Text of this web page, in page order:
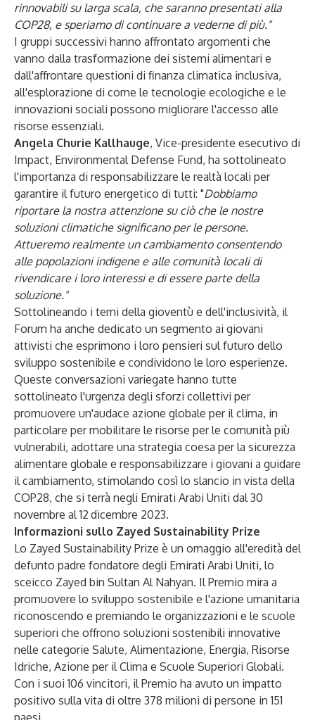
rinnovabili su larga scala, che saranno presentati alla
COP28, e speriamo di continuare a vederne di più."
I gruppi successivi hanno affrontato argomenti che
vanno dalla trasformazione dei sistemi alimentari e
dall'affrontare questioni di finanza climatica inclusiva,
all'esplorazione di come le tecnologie ecologiche e le
innovazioni sociali possono migliorare l'accesso alle
risorse essenziali.
Angela Churie Kallhauge, Vice-presidente esecutivo di
Impact, Environmental Defense Fund, ha sottolineato
l'importanza di responsabilizzare le realtà locali per
garantire il futuro energetico di tutti: "Dobbiamo
riportare la nostra attenzione su ciò che le nostre
soluzioni climatiche significano per le persone.
Attueremo realmente un cambiamento consentendo
alle popolazioni indigene e alle comunità locali di
rivendicare i loro interessi e di essere parte della
soluzione."
Sottolineando i temi della gioventù e dell'inclusività, il
Forum ha anche dedicato un segmento ai giovani
attivisti che esprimono i loro pensieri sul futuro dello
sviluppo sostenibile e condividono le loro esperienze.
Queste conversazioni variegate hanno tutte
sottolineato l'urgenza degli sforzi collettivi per
promuovere un'audace azione globale per il clima, in
particolare per mobilitare le risorse per le comunità più
vulnerabili, adottare una strategia coesa per la sicurezza
alimentare globale e responsabilizzare i giovani a guidare
il cambiamento, stimolando così lo slancio in vista della
COP28, che si terrà negli Emirati Arabi Uniti dal 30
novembre al 12 dicembre 2023.
Informazioni sullo Zayed Sustainability Prize
Lo Zayed Sustainability Prize è un omaggio all'eredità del
defunto padre fondatore degli Emirati Arabi Uniti, lo
sceicco Zayed bin Sultan Al Nahyan. Il Premio mira a
promuovere lo sviluppo sostenibile e l'azione umanitaria
riconoscendo e premiando le organizzazioni e le scuole
superiori che offrono soluzioni sostenibili innovative
nelle categorie Salute, Alimentazione, Energia, Risorse
Idriche, Azione per il Clima e Scuole Superiori Globali.
Con i suoi 106 vincitori, il Premio ha avuto un impatto
positivo sulla vita di oltre 378 milioni di persone in 151
paesi.